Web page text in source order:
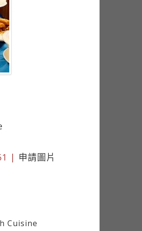
| 申請圖片
Cuisine